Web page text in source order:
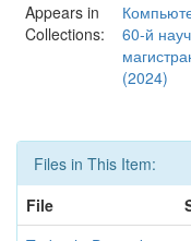
Appears in
Collections:
60-й
(2024)
Files in This Item:
File